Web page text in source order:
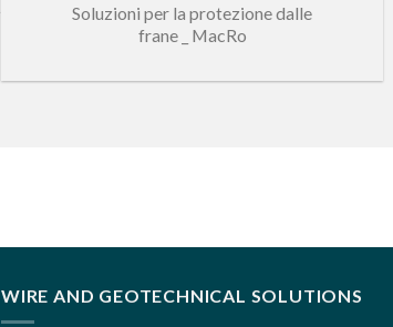
Soluzioni per la protezione dalle
frane _ MacRo
WIRE AND GEOTECHNICAL SOLUTIONS